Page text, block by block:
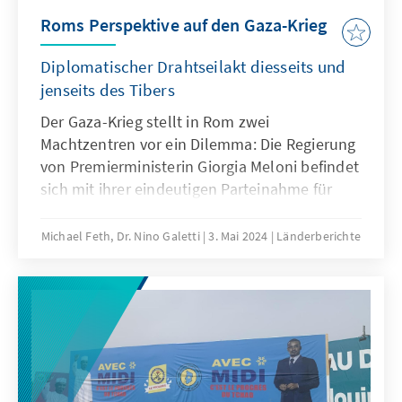
gibt es kaum mehr Zeitzeugen, die vom
zweiten Weltkrieg berichten können. Was
bedeutet es, sich in diesem Kontext an den D-
Day zu erinnern? Und welche Rolle spielen
Deutschland und Frankreich für die
europäische Erinnerungspolitik?
Roms Perspektive auf den Gaza-Krieg
Diplomatischer Drahtseilakt diesseits und
jenseits des Tibers
Der Gaza-Krieg stellt in Rom zwei
Machtzentren vor ein Dilemma: Die Regierung
von Premierministerin Giorgia Meloni befindet
sich mit ihrer eindeutigen Parteinahme für
Einklang mit der Mehrheit der Gesellschaft.
Angriffe auf den Gaza-Streifen fortdauern und
sich die humanitäre Lage weiter verschärft,
die Sympathien für die palästinensische Seite.
Der Heilige Stuhl, der sich traditionell als
Schutzherr der arabischen Christen und Hüter
der biblischen Stätten versteht, geht
Michael Feth, Dr. Nino Galetti 3. Mai 2024 Länderberichte